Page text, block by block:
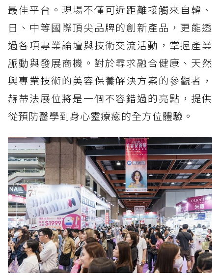
最佳平台。現場不僅可近距離接觸來自韓、
日、中等國際頂尖品牌的創新產品，更能透
過各項專業論壇與技術交流活動，掌握產業
脈動與發展商機。對於尋求融合健康、天然
與專業技術的美容保養解決方案的參觀者，
赫蒂法展位將是一個不容錯過的亮點，提供
從預防醫學到身心靈療癒的全方位體驗。